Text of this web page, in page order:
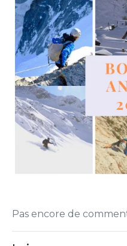
Pas encore de